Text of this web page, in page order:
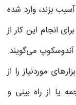
بزند، وارد شده
انجام این کار از
آندوسکوپ می‌گویند.
موردنیاز را از
یا از راه بینی و